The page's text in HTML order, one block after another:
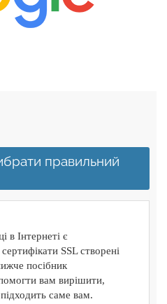
правильний
в Інтернеті є
SSL створені
посібник
вам вирішити,
саме вам.